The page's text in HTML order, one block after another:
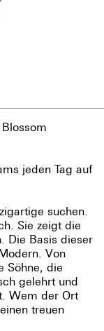
jeden Tag auf
suchen.
Sie zeigt die
Die Basis dieser
Von
Söhne, die
gelehrt und
Wem der Ort
treuen